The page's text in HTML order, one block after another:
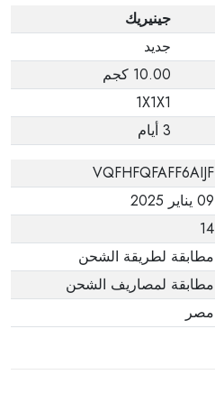
جينيريك
جديد
10.00 كجم
1X1X1
3 أيام
VQFHFQFAFF6AIJF
09 يناير 2025
14
مطابقة لطريقة الشحن
مطابقة لمصاريف الشحن
مصر